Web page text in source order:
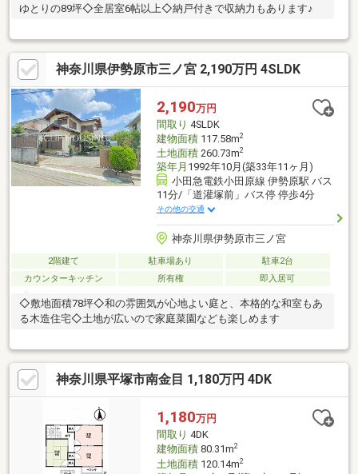
ゆとりの89坪◇全居室6帖以上◇納戸付きで収納力もあります♪
神奈川県伊勢原市三ノ宮 2,190万円 4SLDK
2,190万円
間取り 4SLDK
建物面積117.58m2
土地面積260.73m2
築年月 1992年10月(築33年11ヶ月)
小田急電鉄小田原線 伊勢原駅 バス
11分/「道灌塚前」バス停 停歩4分
その他の交通
神奈川県伊勢原市三ノ宮
2階建て 駐車場あり
駐車2台
カウンターキッチン
所有権 即入居可
◇敷地面積78坪◇和の雰囲気が心地よい庭と、本格的な和室もあ
る木造住宅◇土地が広いので家庭菜園なども楽しめます
神奈川県平塚市南金目 1,180万円 4DK
1,180万円
間取り 4DK
建物面積80.31m2
土地面積120.14m2